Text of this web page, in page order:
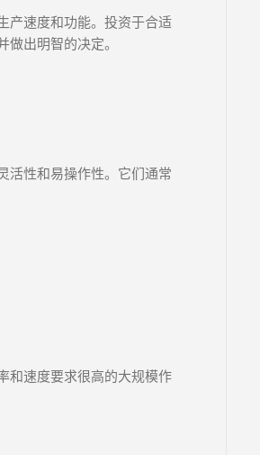
产速度和功能。投资于合适
出明智的决定。
活性和易操作性。它们通常
和速度要求很高的大规模作